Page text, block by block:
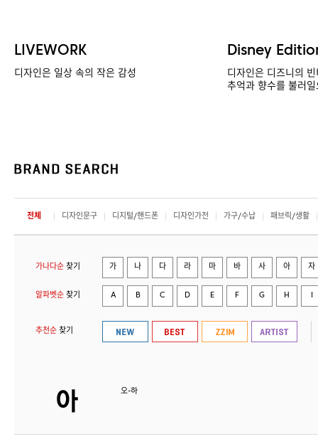
LIVEWORK
디자인은 일상 속의 작은 감성
Disney
디자인은 디즈니의
추억과 향수를 불러
전체 디자인문구 디지털/핸드폰 디자인가전 가구/수납 패브릭/생활
가나다순 찾기 가 나 다 라 마 바 사 아 자
알파벳순 찾기 A B C D E F G H
추천순 찾기
오-하